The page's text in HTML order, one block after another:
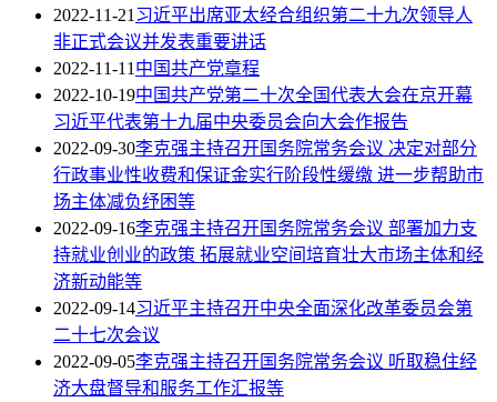
2022-11-21习近平出席亚太经合组织第二十九次领导人
非正式会议并发表重要讲话
2022-11-11中国共产党章程
2022-10-19中国共产党第二十次全国代表大会在京开幕
习近平代表第十九届中央委员会向大会作报告
2022-09-30李克强主持召开国务院常务会议 决定对部分
行政事业性收费和保证金实行阶段性缓缴 进一步帮助市
场主体减负纾困等
2022-09-16李克强主持召开国务院常务会议 部署加力支
持就业创业的政策 拓展就业空间培育壮大市场主体和经
济新动能等
2022-09-14习近平主持召开中央全面深化改革委员会第
二十七次会议
2022-09-05李克强主持召开国务院常务会议 听取稳住经
济大盘督导和服务工作汇报等